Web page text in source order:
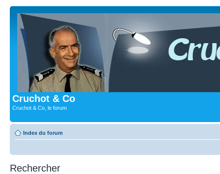
Cruchot & Co
Cruchot & Co, le forum
Index du forum
Rechercher